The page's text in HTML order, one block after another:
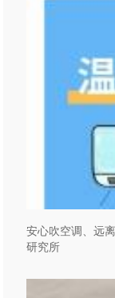
安心吹空调、远
研究所